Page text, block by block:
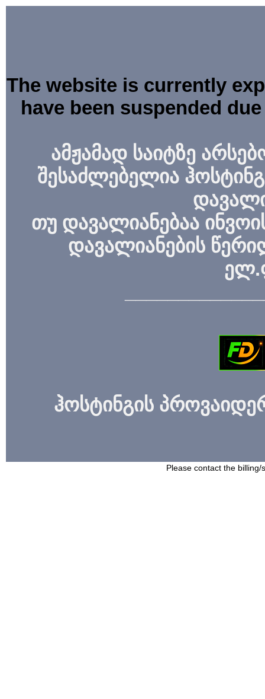
The website is currently
have been suspended
ამჟამად საიტზე
შესაძლებელია
თუ დავალიანებაა
დავალიანების
ჰოსტინგის
Please contact the